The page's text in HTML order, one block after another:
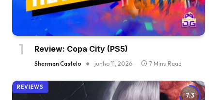
Review: Copa City (PS5)
Sherman Castelo junho 11, 2026 7 Mins Read
7.3
REVIEWS